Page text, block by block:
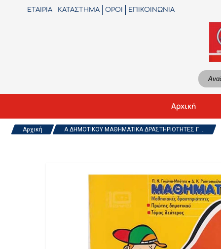
ΕΤΑΙΡΙΑ ΚΑΤΑΣΤΗΜΑ ΟΡΟΙ ΕΠΙΚΟΙΝΩΝΙΑ
Αρχική
Αρχική Α ΔΗΜΟΤΙΚΟΥ ΜΑΘΗΜΑΤΙΚΑ ΔΡΑΣΤΗΡΙΟΤΗΤΕΣ Γ ...